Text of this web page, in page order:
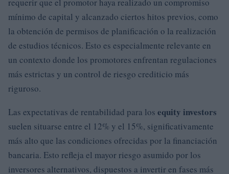
mínimo de capital y alcanzado ciertos hitos previos, como
la obtención de permisos de planificación o la realización
de estudios técnicos. Esto es especialmente relevante en
un contexto donde los promotores enfrentan regulaciones
más estrictas y un control de riesgo crediticio más
riguroso.
Las expectativas de rentabilidad para los equity investors
suelen situarse entre el 12% y el 15%, significativamente
más alto que las condiciones ofrecidas por la financiación
bancaria. Esto refleja el mayor riesgo asumido por los
inversores alternativos, dispuestos a invertir en fases más